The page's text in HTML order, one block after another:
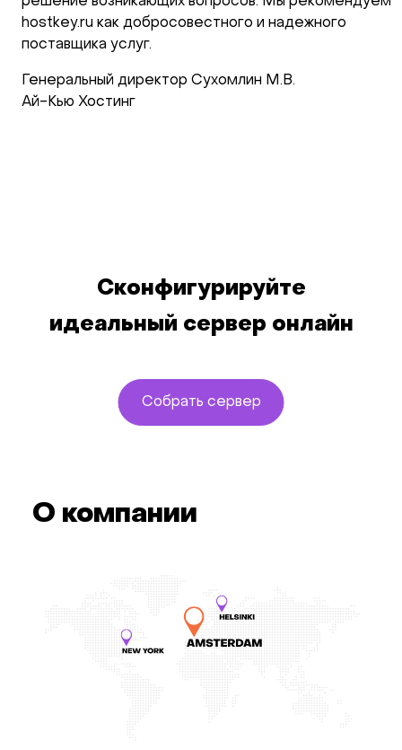
hostkey.ru как добросовестного и надежного
поставщика услуг.
Генеральный директор Сухомлин М.В.
Ай-Кью Хостинг
Сконфигурируйте
идеальный сервер онлайн
Собрать сервер
О компании